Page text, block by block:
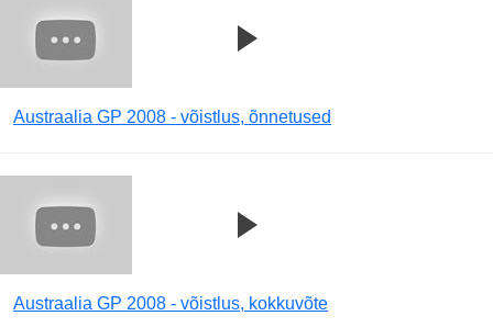
Austraalia GP 2008 - võistlus, õnnetused
Austraalia GP 2008 - võistlus, kokkuvõte